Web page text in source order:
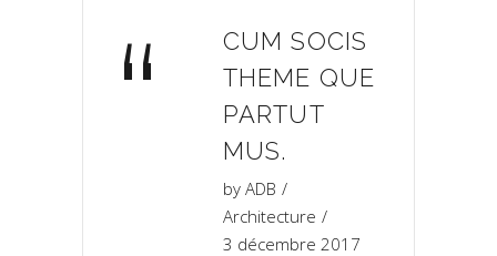
“
CUM SOCIS
THEME QUE
PARTUT
MUS.
by ADB
Architecture
3 décembre 2017